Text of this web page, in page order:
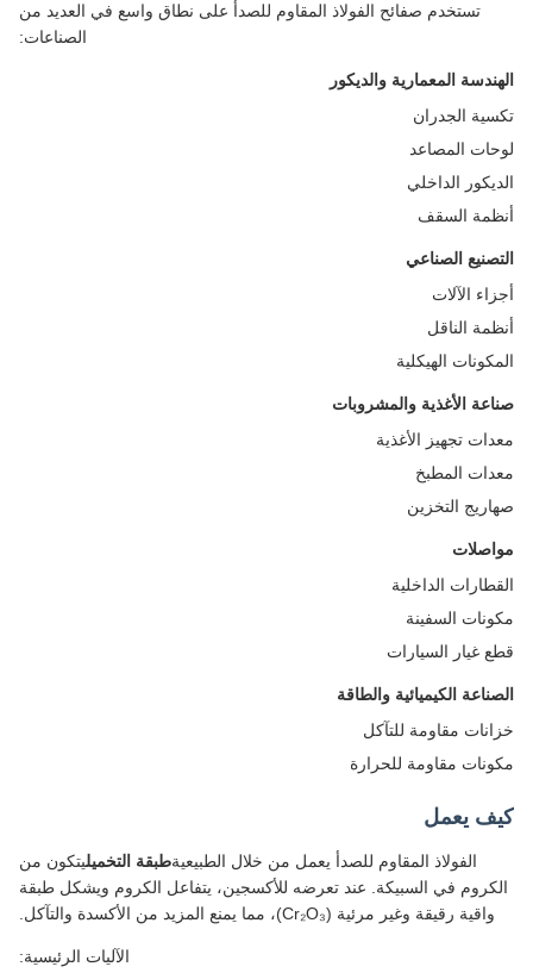
تستخدم صفائح الفولاذ المقاوم للصدأ على نطاق واسع في العديد من
الصناعات:
المعمارية والديكور
الجدران
المصاعد
الداخلي
السقف
الصناعي
الآلات
الناقل
الهيكلية
الأغذية والمشروبات
تجهيز الأغذية
المطبخ
التخزين
الداخلية
السفينة
غيار السيارات
الكيميائية والطاقة
مقاومة للتآكل
مقاومة للحرارة
يعمل
الفولاذ المقاوم للصدأ يعمل من خلال الطبيعيةطبقة التخميليتكون من
في السبيكة. عند تعرضه للأكسجين، يتفاعل الكروم ويشكل طبقة
واقية رقيقة وغير مرئية (Cr₂O₃)، مما يمنع المزيد من الأكسدة والتآكل.
الآليات الرئيسية: